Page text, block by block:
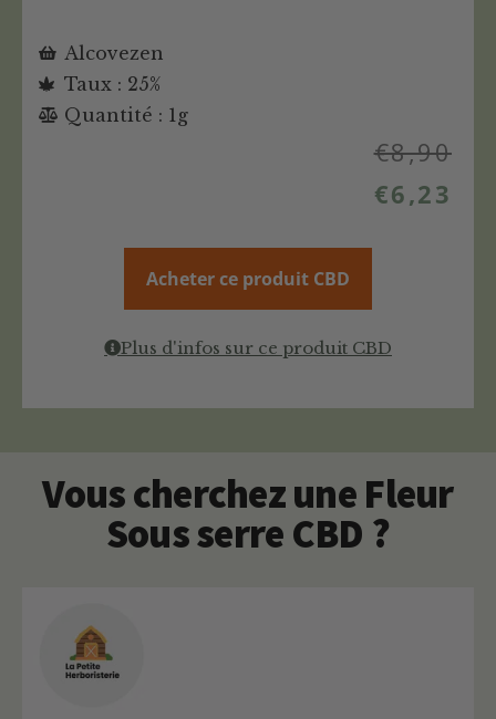
Alcovezen
Taux : 25%
Quantité : 1g
€8,90
€6,23
Acheter ce produit CBD
Plus d'infos sur ce produit CBD
Vous cherchez une Fleur
Sous serre CBD ?